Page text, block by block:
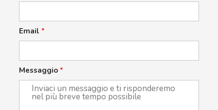
Email *
Messaggio *